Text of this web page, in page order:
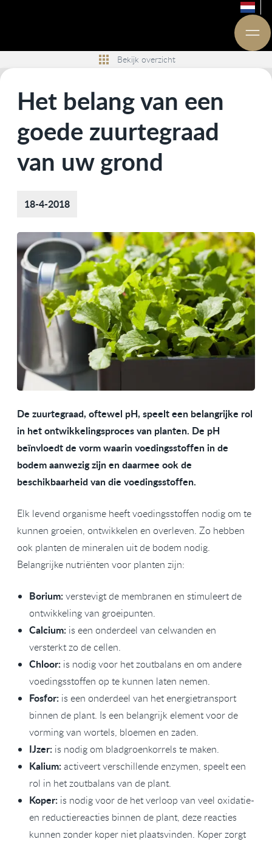
Bekijk overzicht
Het belang van een
goede zuurtegraad
van uw grond
18-4-2018
De zuurtegraad, oftewel pH, speelt een belangrijke rol
in het ontwikkelingsproces van planten. De pH
beïnvloedt de vorm waarin voedingsstoffen in de
bodem aanwezig zijn en daarmee ook de
beschikbaarheid van die voedingsstoffen.
Elk levend organisme heeft voedingsstoffen nodig om te
kunnen groeien, ontwikkelen en overleven. Zo hebben
ook planten de mineralen uit de bodem nodig.
Belangrijke nutriënten voor planten zijn:
Borium:verstevigt de membranen en stimuleert de
ontwikkeling van groeipunten.
Calcium: is een onderdeel van celwanden en
versterkt zo de cellen.
Chloor: is nodig voor het zoutbalans en om andere
voedingsstoffen op te kunnen laten nemen.
Fosfor: is een onderdeel van het energietransport
binnen de plant. Is een belangrijk element voor de
vorming van wortels, bloemen en zaden.
IJzer: is nodig om bladgroenkorrels te maken.
Kalium:activeert verschillende enzymen, speelt een
rol in het zoutbalans van de plant.
Koper: is nodig voor de het verloop van veel oxidatie-
en reductiereacties binnen de plant, deze reacties
kunnen zonder koper niet plaatsvinden. Koper zorgt